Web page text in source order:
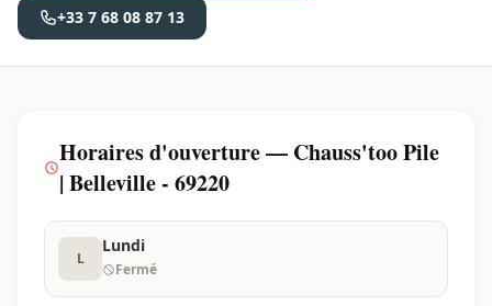
+33 7 68 08 87 13
Horaires d'ouverture — Chauss'too Pile
| Belleville - 69220
L
Lundi
Fermé